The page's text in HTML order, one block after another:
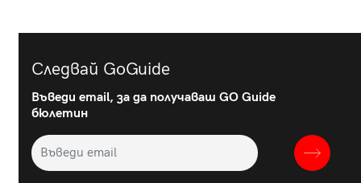
Следвай GoGuide
Въведи email, за да получаваш GO Guide
бюлетин